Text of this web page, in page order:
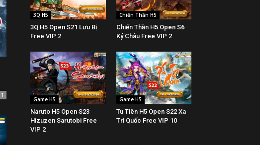
1
3Q H5
3Q H5 Open S21 Lưu Bị
Free VIP 2
Chiến Thần H5
Chiến Thần H5 Open S6
Ký Châu Free VIP 2
Game H5
Naruto H5 Open S23
Hizuzen Sarutobi Free
VIP 2
Game H5
Tu Tiên H5 Open S22 Xa
Trì Quốc Free VIP 10